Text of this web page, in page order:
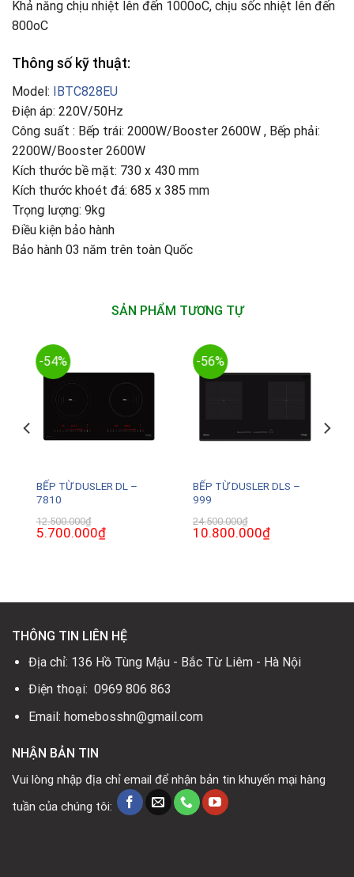
Khả năng chịu nhiệt lên đến 1000oC, chịu sốc nhiệt lên đến
800oC
Thông số kỹ thuật:
Model: IBTC828EU
Điện áp: 220V/50Hz
Công suất : Bếp trái: 2000W/Booster 2600W , Bếp phải:
2200W/Booster 2600W
Kích thước bề mặt: 730 x 430 mm
Kích thước khoét đá: 685 x 385 mm
Trọng lượng: 9kg
Điều kiện bảo hành
Bảo hành 03 năm trên toàn Quốc
SẢN PHẨM TƯƠNG TỰ
-54%
BẾP TỪ DUSLER DL –
7810
12.500.000₫
Giá
gốc
5.700.000₫Giá
hiện
-56%
BẾP TỪ DUSLER DLS –
999
24.500.000₫
Giá
gốc
10.800.000₫Giá
hiện
THÔNG TIN LIÊN HỆ
Địa chỉ: 136 Hồ Tùng Mậu - Bắc Từ Liêm - Hà Nội
Điện thoại: 0969 806 863
Email: homebosshn@gmail.com
NHẬN BẢN TIN
Vui lòng nhập địa chỉ email để nhận bản tin khuyến mại hàng
tuần của chúng tôi: